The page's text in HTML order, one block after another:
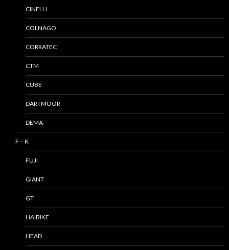
CINELLI
COLNAGO
CORRATEC
CTM
CUBE
DARTMOOR
DEMA
F – K
FUJI
GIANT
GT
HAIBIKE
HEAD